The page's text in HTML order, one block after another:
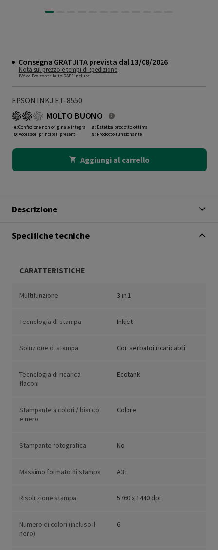
Consegna GRATUITA prevista dal 13/08/2026
Nota sul prezzo e tempi di spedizione
IVA ed Eco-contributo RAEE incluse
EPSON INKJ ET-8550
MOLTO BUONO
R: Confezione non originale integra
O: Accessori principali presenti
B: Estetica prodotto ottima
N: Prodotto funzionante
Aggiungi al carrello
Descrizione
Specifiche tecniche
CARATTERISTICHE
Multifunzione 3 in 1
Tecnologia di stampa Inkjet
Soluzione di stampa Con serbatoi ricaricabili
Tecnologia di ricarica
flaconi
Ecotank
Stampante a colori / bianco
e nero
Colore
Stampante fotografica No
Massimo formato di stampa A3+
Risoluzione stampa 5760 x 1440 dpi
Numero di colori (incluso il
nero)
6